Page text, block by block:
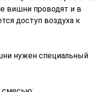
вишни проводят и в
доступ воздуха к
нужен специальный